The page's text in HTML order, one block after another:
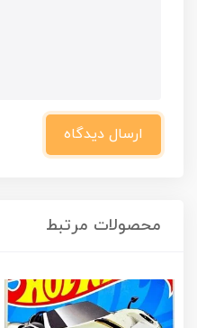
ارسال دیدگاه
محصولات مرتبط